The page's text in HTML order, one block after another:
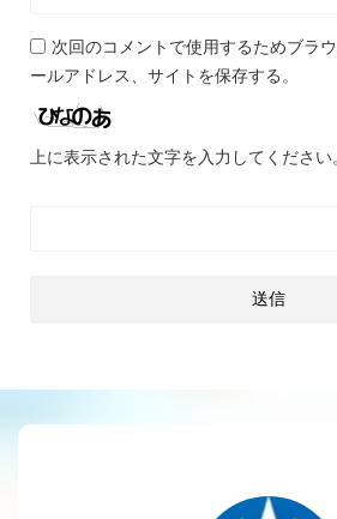
次回のコメントで使用するためブラ
ールアドレス、サイトを保存する。
上に表示された文字を入力してください